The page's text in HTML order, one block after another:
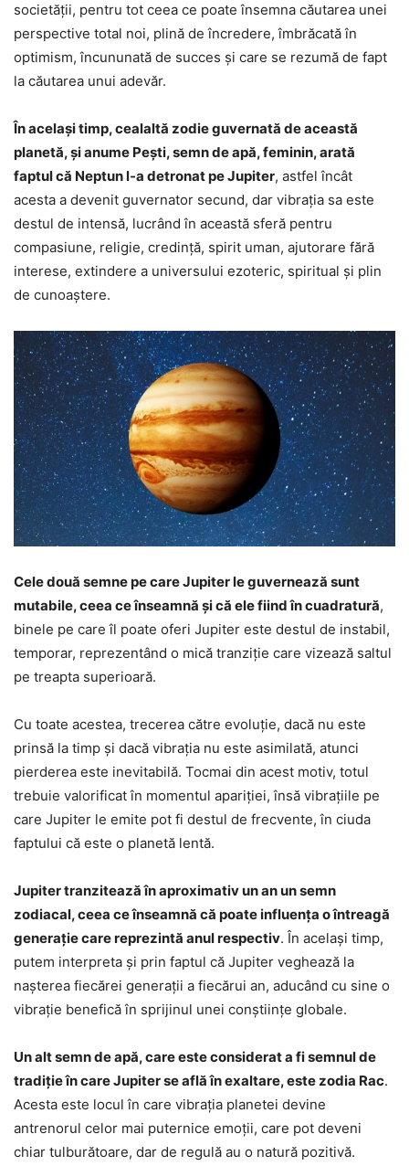
societății, pentru tot ceea ce poate însemna căutarea unei
perspective total noi, plină de încredere, îmbrăcată în
optimism, încununată de succes și care se rezumă de fapt
la căutarea unui adevăr.
În același timp, cealaltă zodie guvernată de această
planetă, și anume Pești, semn de apă, feminin, arată
faptul că Neptun l-a detronat pe Jupiter, astfel încât
acesta a devenit guvernator secund, dar vibrația sa este
destul de intensă, lucrând în această sferă pentru
compasiune, religie, credință, spirit uman, ajutorare fără
interese, extindere a universului ezoteric, spiritual și plin
de cunoaștere.
Cele două semne pe care Jupiter le guvernează sunt
mutabile, ceea ce înseamnă și că ele fiind în cuadratură,
binele pe care îl poate oferi Jupiter este destul de instabil,
temporar, reprezentând o mică tranziție care vizează saltul
pe treapta superioară.
Cu toate acestea, trecerea către evoluție, dacă nu este
prinsă la timp și dacă vibrația nu este asimilată, atunci
pierderea este inevitabilă. Tocmai din acest motiv, totul
trebuie valorificat în momentul apariției, însă vibrațiile pe
care Jupiter le emite pot fi destul de frecvente, în ciuda
faptului că este o planetă lentă.
Jupiter tranzitează în aproximativ un an un semn
zodiacal, ceea ce înseamnă că poate influența o întreagă
generație care reprezintă anul respectiv. În același timp,
putem interpreta și prin faptul că Jupiter veghează la
nașterea fiecărei generații a fiecărui an, aducând cu sine o
vibrație benefică în sprijinul unei conștiințe globale.
Un alt semn de apă, care este considerat a fi semnul de
tradiție în care Jupiter se află în exaltare, este zodia Rac.
Acesta este locul în care vibrația planetei devine
antrenorul celor mai puternice emoții, care pot deveni
chiar tulburătoare, dar de regulă au o natură pozitivă.